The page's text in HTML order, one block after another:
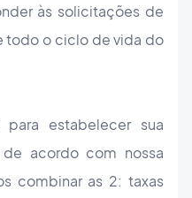
às solicitações de
todo o ciclo de vida do
estabelecer sua
acordo com nossa
combinar as 2: taxas